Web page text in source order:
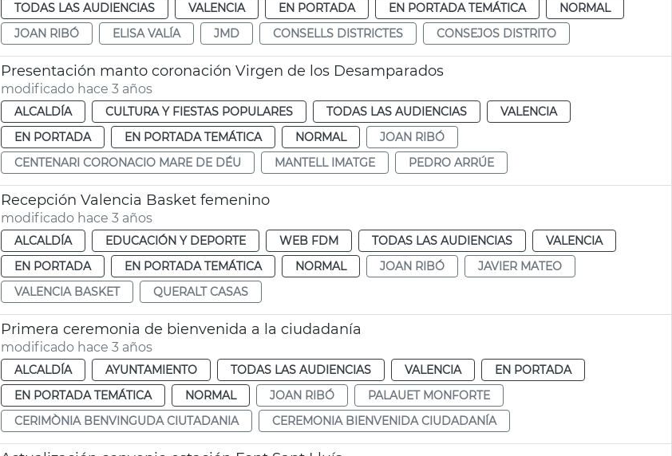
TODAS LAS AUDIENCIAS
VALENCIA EN PORTADA EN PORTADA TEMÁTICA
NORMAL
JOAN RIBÓ
ELISA VALÍA JMD CONSELLS DISTRICTES CONSEJOS DISTRITO
Presentación manto coronación Virgen de los Desamparados
modificado hace 3 años
ALCALDÍA CULTURA Y FIESTAS POPULARES TODAS LAS AUDIENCIAS
VALENCIA
EN PORTADA
EN PORTADA TEMÁTICA NORMAL
JOAN RIBÓ
CENTENARI CORONACIO MARE DE DÉU
MANTELL IMATGE PEDRO ARRÚE
Recepción Valencia Basket femenino
modificado hace 3 años
ALCALDÍA EDUCACIÓN Y DEPORTE WEB FDM TODAS LAS AUDIENCIAS
VALENCIA
EN PORTADA
EN PORTADA TEMÁTICA NORMAL JOAN RIBÓ
JAVIER MATEO
VALENCIA BASKET
QUERALT CASAS
Primera ceremonia de bienvenida a la ciudadanía
modificado hace 3 años
ALCALDÍA AYUNTAMIENTO TODAS LAS AUDIENCIAS VALENCIA
EN PORTADA
EN PORTADA TEMÁTICA
NORMAL JOAN RIBÓ
PALAUET MONFORTE
CERIMÒNIA BENVINGUDA CIUTADANIA
CEREMONIA BIENVENIDA CIUDADANÍA